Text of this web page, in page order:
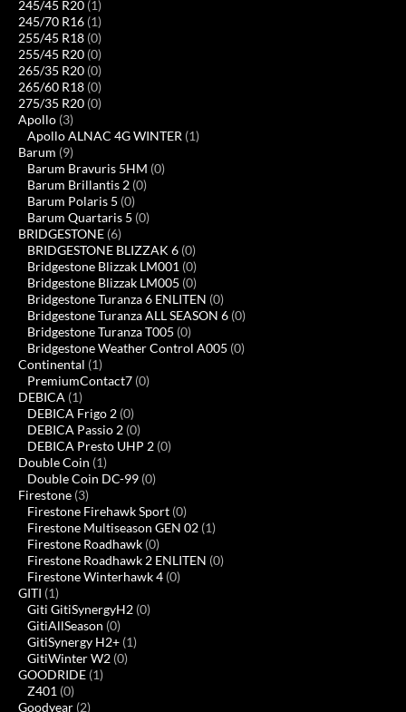
245/45 R20 (1)
245/70 R16 (1)
255/45 R18 (0)
255/45 R20 (0)
265/35 R20 (0)
265/60 R18 (0)
275/35 R20 (0)
Apollo (3)
Apollo ALNAC 4G WINTER (1)
Barum (9)
Barum Bravuris 5HM (0)
Barum Brillantis 2 (0)
Barum Polaris 5 (0)
Barum Quartaris 5 (0)
BRIDGESTONE (6)
BRIDGESTONE BLIZZAK 6 (0)
Bridgestone Blizzak LM001 (0)
Bridgestone Blizzak LM005 (0)
Bridgestone Turanza 6 ENLITEN (0)
Bridgestone Turanza ALL SEASON 6 (0)
Bridgestone Turanza T005 (0)
Bridgestone Weather Control A005 (0)
Continental (1)
PremiumContact7 (0)
DEBICA (1)
DEBICA Frigo 2 (0)
DEBICA Passio 2 (0)
DEBICA Presto UHP 2 (0)
Double Coin (1)
Double Coin DC-99 (0)
Firestone (3)
Firestone Firehawk Sport (0)
Firestone Multiseason GEN 02 (1)
Firestone Roadhawk (0)
Firestone Roadhawk 2 ENLITEN (0)
Firestone Winterhawk 4 (0)
GITI (1)
Giti GitiSynergyH2 (0)
GitiAllSeason (0)
GitiSynergy H2+ (1)
GitiWinter W2 (0)
GOODRIDE (1)
Z401 (0)
Goodyear (2)